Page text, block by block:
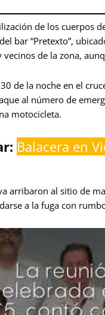
de los cuerpos
bar “Pretexto”,
de la zona,
de la noche en el
al número de
motocicleta.
Balacera en
arribaron al sitio de
a la fuga con